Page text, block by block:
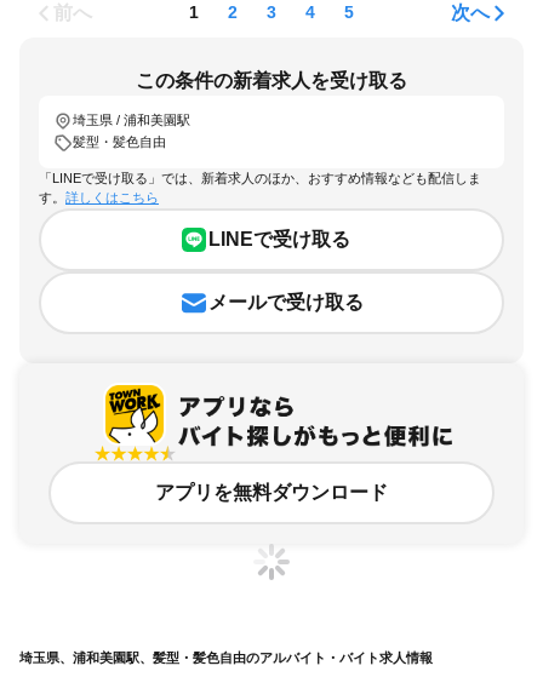
前へ 1 2 3 4 5 次へ
この条件の新着求人を受け取る
埼玉県 / 浦和美園駅
髪型・髪色自由
「LINEで受け取る」では、新着求人のほか、おすすめ情報なども配信しま
す。 詳しくはこちら
LINEで受け取る
メールで受け取る
アプリを無料ダウンロード
埼玉県、浦和美園駅、髪型・髪色自由のアルバイト・バイト求人情報